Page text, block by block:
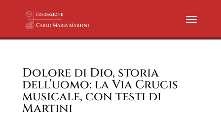
Dolore di Dio, storia
dell’uomo: la Via Crucis
musicale, con testi di
Martini